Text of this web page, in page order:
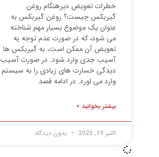
خطرات تعویض دیرهنگام روغن
گیربکس چیست؟ روغن گیربکس به
عنوان یک موضوع بسیار مهم شناخته
می شود، که در صورت عدم توجه به
تعویض آن ممکن است، به گیربکس ها
آسیب جدی وارد شود. در صورت آسیب
دیدگی خسارت های زیادی را به سیستم
وارد می اورد. در ادامه قصد
بیشتر بخوانید »
اکتبر 19, 2025 بدون دیدگاه